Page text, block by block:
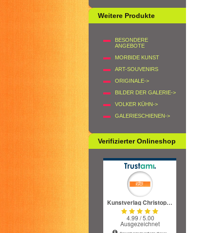
Weitere Produkte
BESONDERE
ANGEBOTE
MORBIDE KUNST
ART-SOUVENIRS
ORIGINALE->
BILDER DER GALERIE->
VOLKER KÜHN->
GALERIESCHIENEN->
Verifizierter Onlineshop